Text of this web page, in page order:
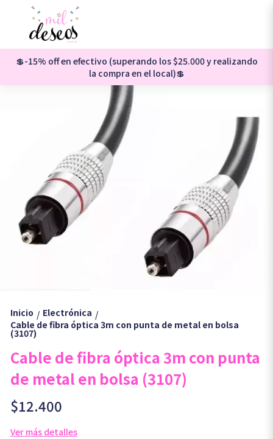
💲-15% off en efectivo (superando los $25.000 y realizando
la compra en el local)💲
Inicio / Electrónica /
Cable de fibra óptica 3m con punta de metal en bolsa
(3107)
Cable de fibra óptica 3m con punta
de metal en bolsa (3107)
$12.400
Ver más detalles